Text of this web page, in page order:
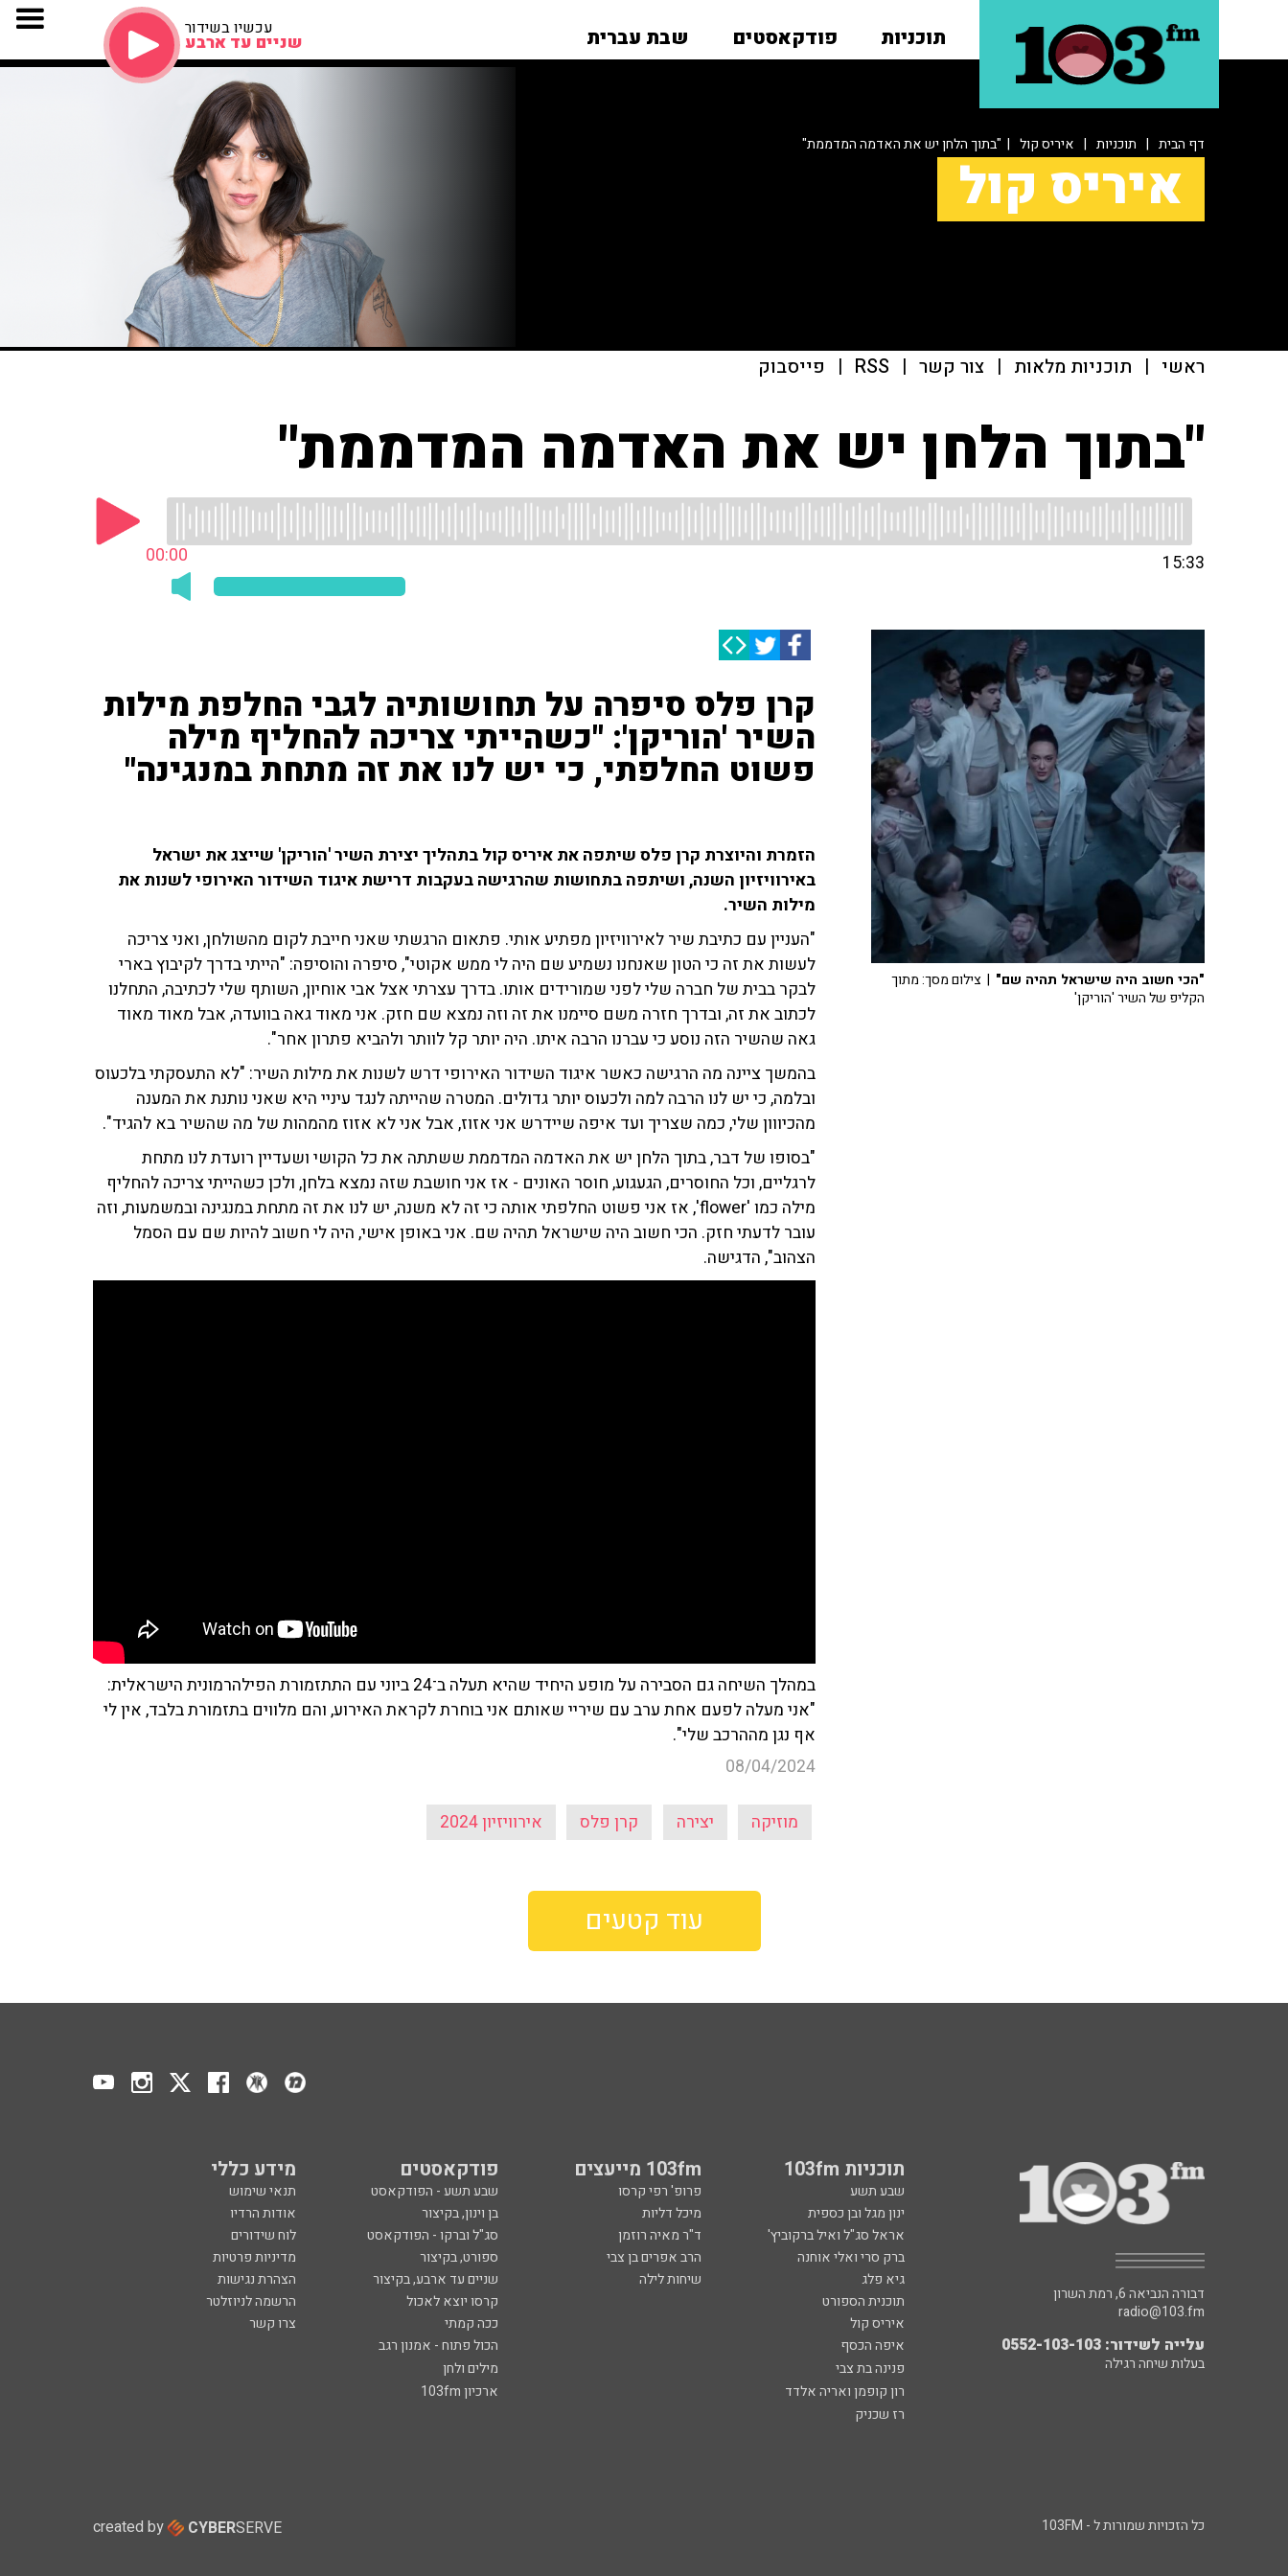
תוכניות פודקאסטים שבת עברית עכשיו בשידור
שניים עד ארבע
דף הבית | תוכניות | איריס קול | "בתוך הלחן יש את האדמה המדממת"
איריס קול
ראשי | תוכניות מלאות | צור קשר |
RSS
| פייסבוק
"בתוך הלחן יש את האדמה המדממת"
00:00 15:33
קרן פלס סיפרה על תחושותיה לגבי החלפת מילות
השיר 'הוריקן': "כשהייתי צריכה להחליף מילה
פשוט החלפתי, כי יש לנו את זה מתחת במנגינה"
הזמרת והיוצרת קרן פלס שיתפה את איריס קול בתהליך יצירת השיר 'הוריקן' שייצג את ישראל
באירוויזיון השנה, ושיתפה בתחושות שהרגישה בעקבות דרישת איגוד השידור האירופי לשנות את
מילות השיר.
"העניין עם כתיבת שיר לאירוויזיון מפתיע אותי. פתאום הרגשתי שאני חייבת לקום מהשולחן, ואני צריכה
לעשות את זה כי הטון שאנחנו נשמיע שם היה לי ממש אקוטי", סיפרה והוסיפה: "הייתי בדרך לקיבוץ בארי
לבקר בבית של חברה שלי לפני שמורידים אותו. בדרך עצרתי אצל אבי אוחיון, השותף שלי לכתיבה, התחלנו
לכתוב את זה, ובדרך חזרה משם סיימנו את זה וזה נמצא שם חזק. אני מאוד גאה בוועדה, אבל מאוד מאוד
גאה שהשיר הזה נוסע כי עברנו הרבה איתו. היה יותר קל לוותר ולהביא פתרון אחר".
בהמשך ציינה מה הרגישה כאשר איגוד השידור האירופי דרש לשנות את מילות השיר: "לא התעסקתי בלכעוס
ובלמה, כי יש לנו הרבה למה ולכעוס יותר גדולים. המטרה שהייתה לנגד עיניי היא שאני נותנת את המענה
מהכיווון שלי, כמה שצריך ועד איפה שיידרש אני אזוז, אבל אני לא אזוז מהמהות של מה שהשיר בא להגיד".
"בסופו של דבר, בתוך הלחן יש את האדמה המדממת ששתתה את כל הקושי ושעדיין רועדת לנו מתחת
לרגליים, וכל החוסרים, הגעגוע, חוסר האונים - אז אני חושבת שזה נמצא בלחן, ולכן כשהייתי צריכה להחליף
מילה כמו 'flower', אז אני פשוט החלפתי אותה כי זה לא משנה, יש לנו את זה מתחת במנגינה ובמשמעות, וזה
עובר לדעתי חזק. הכי חשוב היה שישראל תהיה שם. אני באופן אישי, היה לי חשוב להיות שם עם הסמל
הצהוב", הדגישה.
במהלך השיחה גם הסבירה על מופע היחיד שהיא תעלה ב־24 ביוני עם התתזמורת הפילהרמונית הישראלית:
"אני מעלה לפעם אחת ערב עם שיריי שאותם אני בוחרת לקראת האירוע, והם מלווים בתזמורת בלבד, אין לי
אף נגן מההרכב שלי".
08/04/2024
מוזיקה יצירה קרן פלס אירוויזיון 2024
"הכי חשוב היה שישראל תהיה שם" | צילום מסך: מתוך
הקליפ של השיר 'הוריקן'
עוד קטעים
תוכניות 103fm 103fm מייעצים פודקאסטים מידע כללי
שבע תשע פרופ' רפי קרסו שבע תשע - הפודקאסט
תנאי שימוש
ינון מגל ובן כספית
מיכל דליות בן וינון, בקיצור
אודות הרדיו
אראל סג"ל ואיל ברקוביץ'
ד"ר מאיה רוזמן סג"ל וברקו - הפודקאסט
לוח שידורים
ברק סרי ואלי אוחנה
הרב אפרים בן צבי ספורט, בקיצור
מדיניות פרטיות
גיא פלג
שיחות לילה שניים עד ארבע, בקיצור
הצהרת נגישות
תוכנית הספורט
קרסו יוצא לאכול
הרשמה לניוזלטר
איריס קול
ככה קמתי
צרו קשר
איפה הכסף
הכול פתוח - אמנון רגב
פנינה בת צבי
מילים ולחן
רון קופמן ואריה אלדד
ארכיון 103fm
רז שכניק
דבורה הנביאה 6, רמת השרון
radio@103.fm
עלייה לשידור: 0552-103-103
בעלות שיחה רגילה
כל הזכויות שמורות ל - 103FM created by CYBERSERVE